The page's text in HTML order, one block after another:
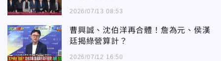
2026/07/13 08:53
曹興誠、沈伯洋再合體！詹為元、侯漢
廷揭綠營算計？
2026/07/12 16:50